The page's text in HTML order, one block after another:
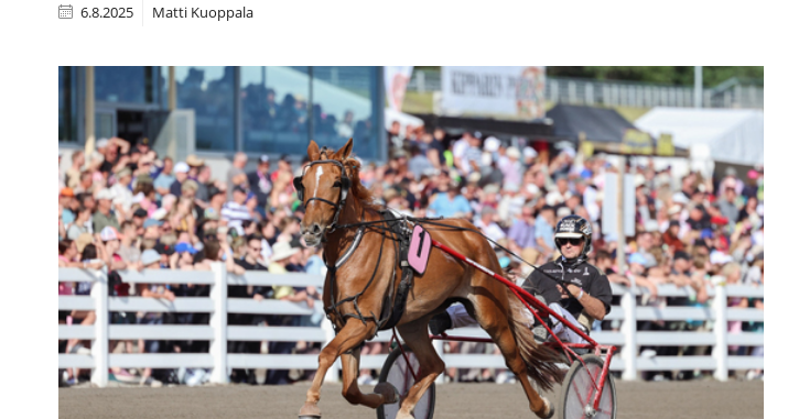
6.8.2025 Matti Kuoppala